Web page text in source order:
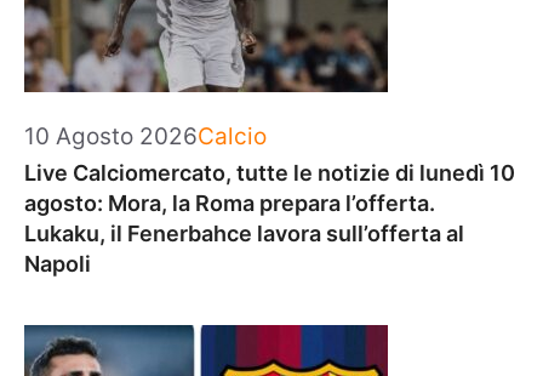
10 Agosto 2026Categorie
Calcio
Live Calciomercato, tutte le notizie di lunedì 10
agosto: Mora, la Roma prepara l’offerta.
Lukaku, il Fenerbahce lavora sull’offerta al
Napoli